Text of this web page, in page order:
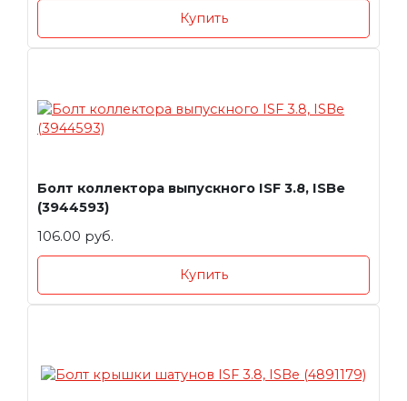
Купить
Болт коллектора выпускного ISF 3.8, ISBe
(3944593)
106.00 руб.
Купить